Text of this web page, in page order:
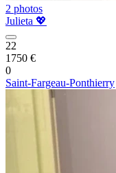
2 photos
Julieta 💖
22
1750 €
0
Saint-Fargeau-Ponthierry